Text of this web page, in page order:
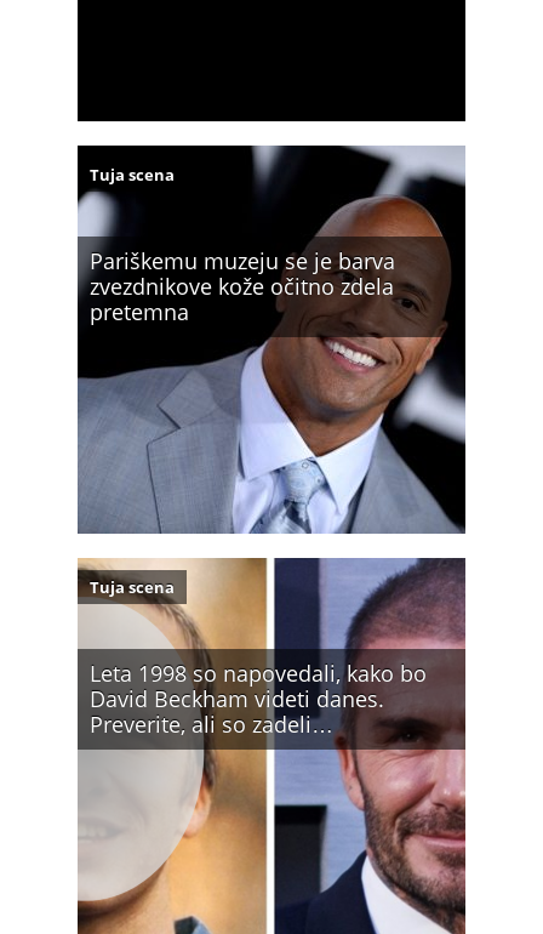
Pariškemu muzeju se je barva
zvezdnikove kože očitno zdela
pretemna
Tuja scena
Leta 1998 so napovedali, kako bo
David Beckham videti danes.
Preverite, ali so zadeli…
Tuja scena